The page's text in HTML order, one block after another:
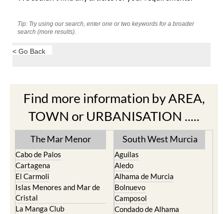
Tip: Try using our search, enter one or two keywords for a broader
search (more results).
< Go Back
Find more information by AREA,
TOWN or URBANISATION .....
The Mar Menor
Cabo de Palos
Cartagena
El Carmoli
Islas Menores and Mar de
Cristal
La Manga Club
South West Murcia
Aguilas
Aledo
Alhama de Murcia
Bolnuevo
Camposol
Condado de Alhama